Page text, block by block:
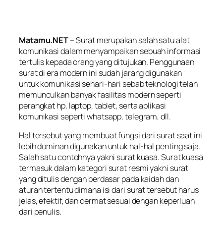
Matamu.NET– Surat merupakan salah satu alat
komunikasi dalam menyampaikan sebuah informasi
tertulis kepada orang yang ditujukan. Penggunaan
surat di era modern ini sudah jarang digunakan
untuk komunikasi sehari-hari sebab teknologi telah
memunculkan banyak fasilitas modern seperti
perangkat hp, laptop, tablet, serta aplikasi
komunikasi seperti whatsapp, telegram, dll.
Hal tersebut yang membuat fungsi dari surat saat ini
lebih dominan digunakan untuk hal-hal penting saja.
Salah satu contohnya yakni surat kuasa. Surat kuasa
termasuk dalam kategori surat resmi yakni surat
yang ditulis dengan berdasar pada kaidah dan
aturan tertentu dimana isi dari surat tersebut harus
jelas, efektif, dan cermat sesuai dengan keperluan
dari penulis.